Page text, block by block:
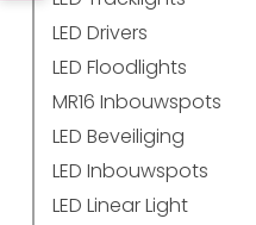
LED Drivers
LED Floodlights
MR16 Inbouwspots
LED Beveiliging
LED Inbouwspots
LED Linear Light